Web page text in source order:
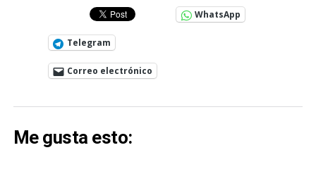
WhatsApp
Telegram
Correo electrónico
Me gusta esto: